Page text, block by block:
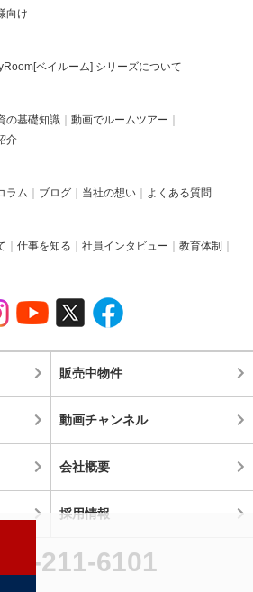
向け
ベイルーム] シリーズについて
の基礎知識
動画でルームツアー
介
ラム ブログ 当社の想い よくある質問
仕事を知る 社員インタビュー
教育体制
販売中物件
動画チャンネル
会社概要
採用情報
211-6101